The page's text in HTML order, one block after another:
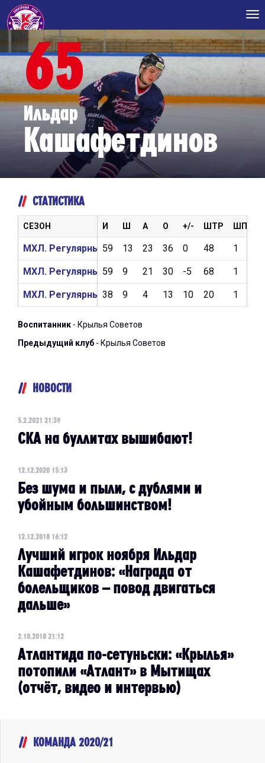
65
Ильдар
Кашафетдинов
СТАТИСТИКА
И Ш А О +/- ШТР ШП
59 13 23 36 0 48 1
59 9 21 30 -5 68 1
38 9 4 13 10 20 1
СЕЗОН
МХЛ. Регулярный чемпионат 2020/2021
МХЛ. Регулярный чемпионат 2019/2020
МХЛ. Регулярный чемпионат 2018/2019
Воспитанник - Крылья Советов
Предыдущий клуб - Крылья Советов
НОВОСТИ
5.2.2021 21:39
СКА на буллитах вышибают!
12.12.2020 15:13
Без шума и пыли, с дублями и
убойным большинством!
12.12.2018 16:12
Лучший игрок ноября Ильдар
Кашафетдинов: «Награда от
болельщиков – повод двигаться
дальше»
2.10.2018 21:12
Атлантида по-сетуньски: «Крылья»
потопили «Атлант» в Мытищах
(отчёт, видео и интервью)
КОМАНДА 2020/21